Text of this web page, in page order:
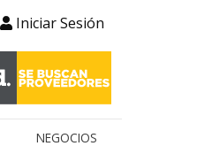
Iniciar Sesión
NEGOCIOS